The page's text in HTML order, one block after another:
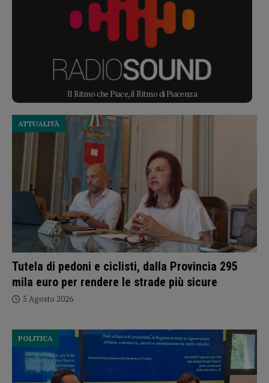
Il Ritmo che Piace, il Ritmo di Piacenza
Tutela di pedoni e ciclisti, dalla Provincia 295
mila euro per rendere le strade più sicure
ATTUALITÀ
5 Agosto 2026
POLITICA